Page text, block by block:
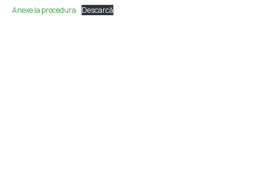
Anexe la procedura Descarcă